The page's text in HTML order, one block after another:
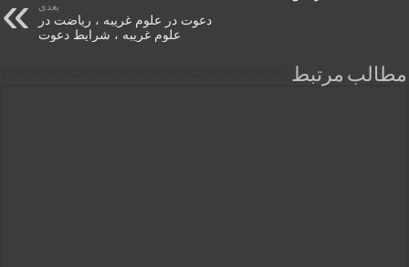
بعدی
دعوت در علوم غریبه ، ریاضت در
علوم غریبه ، شرایط دعوت
مطالب مرتبط